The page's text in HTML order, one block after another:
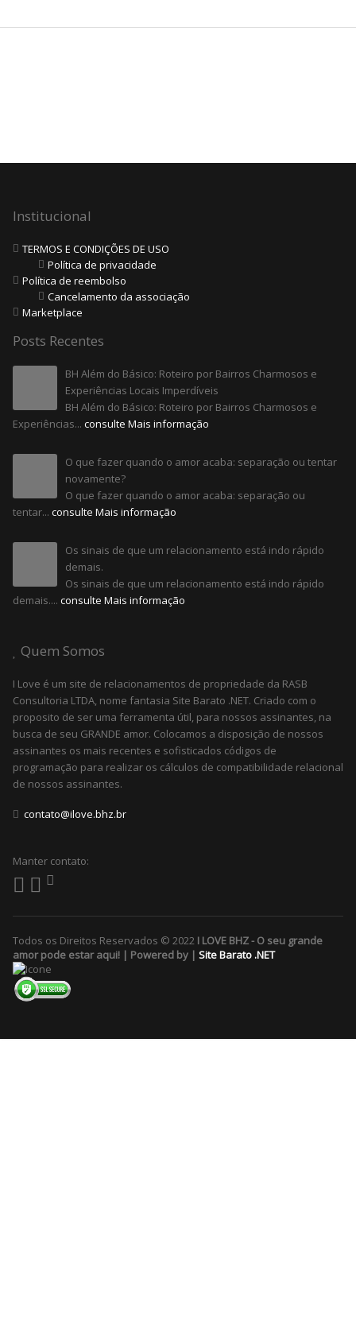
Institucional
TERMOS E CONDIÇÕES DE USO
Política de privacidade
Política de reembolso
Cancelamento da associação
Marketplace
Posts Recentes
BH Além do Básico: Roteiro por Bairros Charmosos e
Experiências Locais Imperdíveis
BH Além do Básico: Roteiro por Bairros Charmosos e
Experiências... consulte Mais informação
O que fazer quando o amor acaba: separação ou tentar
novamente?
O que fazer quando o amor acaba: separação ou
tentar... consulte Mais informação
Os sinais de que um relacionamento está indo rápido
demais.
Os sinais de que um relacionamento está indo rápido
demais.... consulte Mais informação
Quem Somos
I Love é um site de relacionamentos de propriedade da RASB
Consultoria LTDA, nome fantasia Site Barato .NET. Criado com o
proposito de ser uma ferramenta útil, para nossos assinantes, na
busca de seu GRANDE amor. Colocamos a disposição de nossos
assinantes os mais recentes e sofisticados códigos de
programação para realizar os cálculos de compatibilidade relacional
de nossos assinantes.
contato@ilove.bhz.br
Manter contato:
Todos os Direitos Reservados © 2022 I LOVE BHZ - O seu grande
amor pode estar aqui! | Powered by | Site Barato .NET